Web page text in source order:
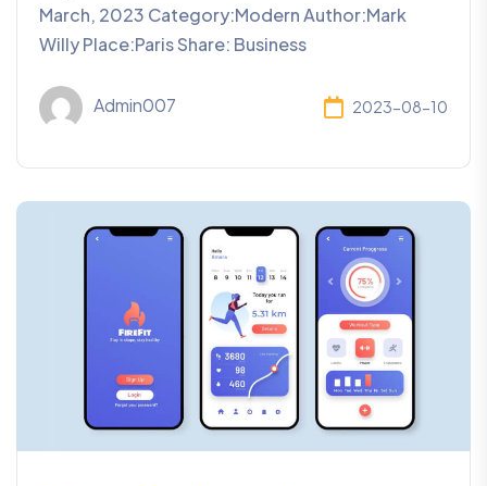
March, 2023 Category:Modern Author:Mark
Willy Place:Paris Share: Business
Admin007 2023-08-10